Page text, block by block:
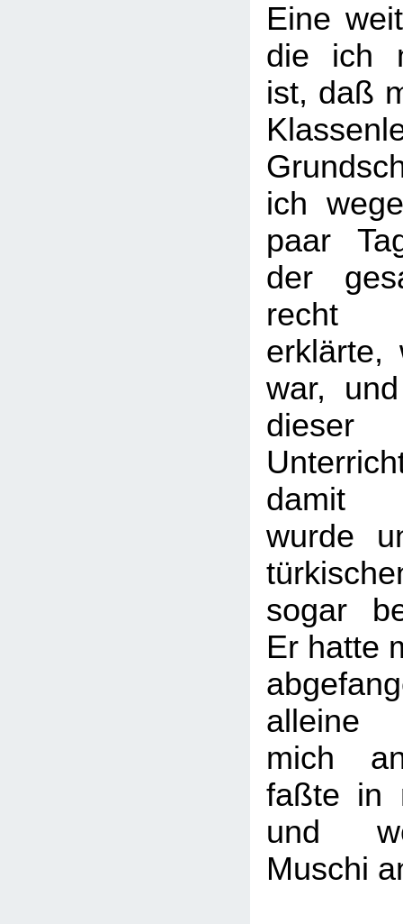
Eine
die ich
ist, daß
ich
paar
der
recht
erklärte,
war,
dieser
damit
wurde
sogar
Er hatte
alleine
mich
faßte in
und
Muschi